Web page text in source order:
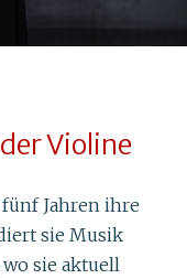
Violine
Jahren ihre
sie Musik
sie aktuell